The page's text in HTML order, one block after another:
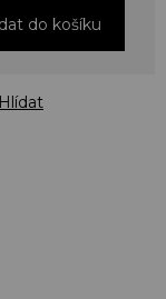
do košíku
Hlídat